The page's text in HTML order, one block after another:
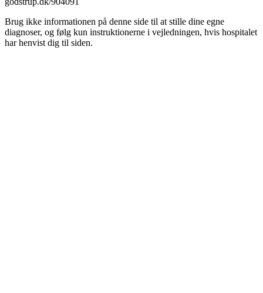
Brug ikke informationen på denne side til at stille dine egne
diagnoser, og følg kun instruktionerne i vejledningen, hvis hospitalet
har henvist dig til siden.